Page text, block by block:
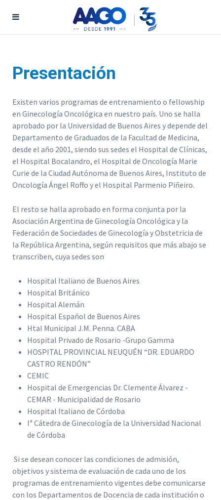
Presentación
Existen varios programas de entrenamiento o fellowship
en Ginecología Oncológica en nuestro país. Uno se halla
aprobado por la Universidad de Buenos Aires y depende del
Departamento de Graduados de la Facultad de Medicina,
desde el año 2001, siendo sus sedes el Hospital de Clínicas,
el Hospital Bocalandro, el Hospital de Oncología Marie
Curie de la Ciudad Autónoma de Buenos Aires, Instituto de
Oncología Ángel Roffo y el Hospital Parmenio Piñeiro.
El resto se halla aprobado en forma conjunta por la
Asociación Argentina de Ginecología Oncológica y la
Federación de Sociedades de Ginecología y Obstetricia de
la República Argentina, según requisitos que más abajo se
transcriben, cuya sedes son
Hospital Italiano de Buenos Aires
Hospital Británico
Hospital Alemán
Hospital Español de Buenos Aires
Htal Municipal J.M. Penna. CABA
Hospital Privado de Rosario -Grupo Gamma
HOSPITAL PROVINCIAL NEUQUÉN “DR. EDUARDO
CASTRO RENDÓN”
CEMIC
Hospital de Emergencias Dr. Clemente Álvarez -
CEMAR - Municipalidad de Rosario
Hospital Italiano de Córdoba
Iᵃ Cátedra de Ginecología de la Universidad Nacional
de Córdoba
Si se desean conocer las condiciones de admisión,
objetivos y sistema de evaluación de cada uno de los
programas de entrenamiento vigentes debe comunicarse
con los Departamentos de Docencia de cada institución o